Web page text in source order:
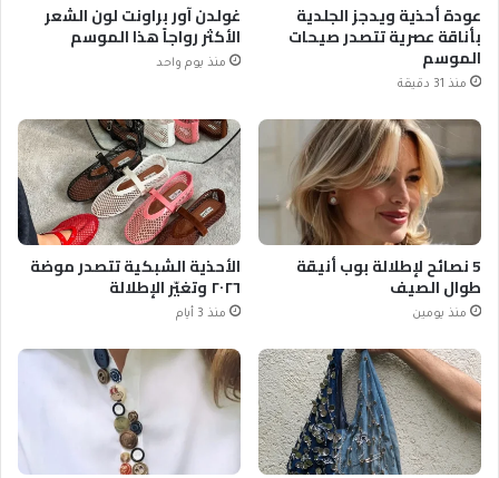
عودة أحذية ويدجز الجلدية
بأناقة عصرية تتصدر صيحات
الموسم
منذ 31 دقيقة
غولدن آور براونت لون الشعر
الأكثر رواجاً هذا الموسم
منذ يوم واحد
5 نصائح لإطلالة بوب أنيقة
طوال الصيف
منذ يومين
الأحذية الشبكية تتصدر موضة
٢٠٢٦ وتغيّر الإطلالة
منذ 3 أيام